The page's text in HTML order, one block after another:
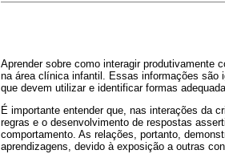
Aprender sobre como interagir produtivamente
na área clínica infantil. Essas informações são
que devem utilizar e identificar formas
É importante entender que, nas interações da
regras e o desenvolvimento de respostas
comportamento. As relações, portanto,
aprendizagens, devido à exposição a outras